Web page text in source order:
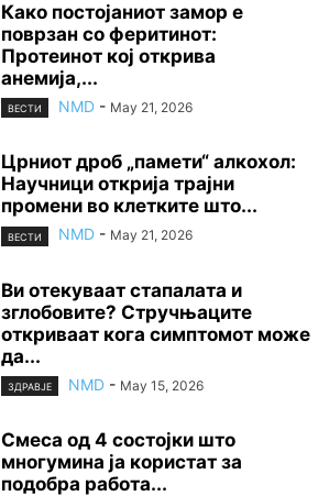
Како постојаниот замор е
поврзан со феритинот:
Протеинот кој открива
анемија,...
ВЕСТИ NMD - May 21, 2026
Црниот дроб „памети“ алкохол:
Научници открија трајни
промени во клетките што...
ВЕСТИ NMD - May 21, 2026
Ви отекуваат стапалата и
зглобовите? Стручњаците
откриваат кога симптомот може
да...
ЗДРАВЈЕ NMD - May 15, 2026
Смеса од 4 состојки што
многумина ја користат за
подобра работа...